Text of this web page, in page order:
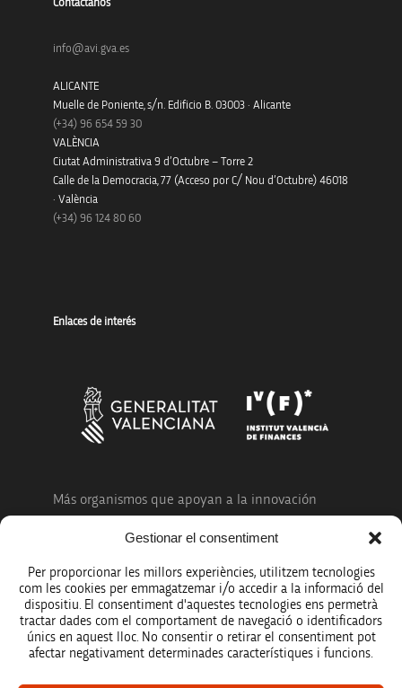
Gestionar el consentiment
Per proporcionar les millors experiències, utilitzem tecnologies
com les cookies per emmagatzemar i/o accedir a la informació del
dispositiu. El consentiment d'aquestes tecnologies ens permetrà
tractar dades com el comportament de navegació o identificadors
únics en aquest lloc. No consentir o retirar el consentiment pot
afectar negativament determinades característiques i funcions.
Contáctanos
info@avi.gva.es
ALICANTE
Muelle de Poniente, s/n. Edificio B. 03003 · Alicante
(+34) 96 654 59 30
VALÈNCIA
Ciutat Administrativa 9 d’Octubre – Torre 2
Calle de la Democracia, 77 (Acceso por C/ Nou d’Octubre) 46018
· València
(+34) 96 124 80 60
Enlaces de interés
Más organismos que apoyan a la innovación
Avíso legal
Política de protección de datos